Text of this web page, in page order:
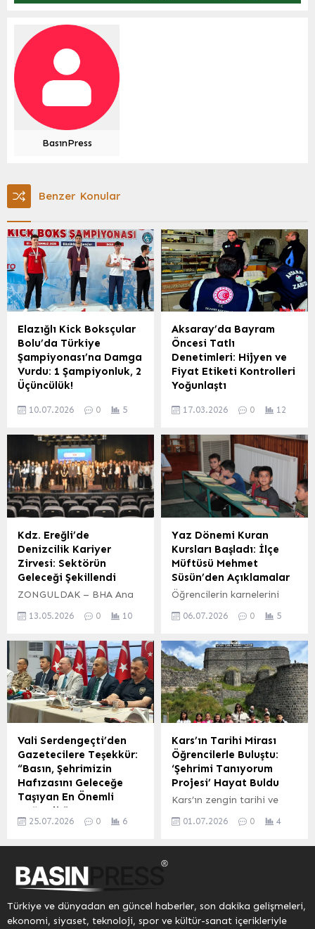
BasınPress
Benzer Konular
Elazığlı Kick Boksçular
Bolu’da Türkiye
Şampiyonası’na Damga
Vurdu: 1 Şampiyonluk, 2
Üçüncülük!
Türkiye Kick Boks
sporcular büyük bir
başarıya imza atarak
kente gurur yaşattı.
Şampiyonada mücadele
eden Elazığlı sporcular,
toplamda 1 Türkiye
şampiyonluğu ve 2 Türkiye
üçüncülüğü elde etti.
Bedirhan Kaya’dan
Türkiye Şampiyonluğu ve
Milli Takım Vizesi Kick
Light Genç Erkekler 74
kilogram kategorisinde
Kaya,...
10.07.2026 0 5
Aksaray’da Bayram
Öncesi Tatlı
Denetimleri: Hijyen ve
Fiyat Etiketi Kontrolleri
Yoğunlaştı
Ramazan Bayramı
satışı yapan işletmelere
yönelik denetimler
artırıldı. Aksaray
Belediyesi Zabıta
Müdürlüğü ve Ticaret İl
Müdürlüğü ekipleri,
vatandaşların bayram
sofralarını süsleyen tatlı
ürünlerinde ortak
denetimler gerçekleştirdi.
Denetimler kapsamında,
Ticaret İl Müdürlüğü
ekipleri özellikle ürünlerin
doğruluğunu ve raf fiyatı
ile kasa fiyatı arasındaki...
17.03.2026 0 12
Kdz. Ereğli’de
Denizcilik Kariyer
Zirvesi: Sektörün
Geleceği Şekillendi
ZONGULDAK – BHA Ana
Ticaret Odası Kdz. Ereğli
Ticaret Odası Kdz. Ereğli
Şubesi’nin ana
sponsorluğunda, Mavi Vira
Denizcilik Topluluğu
tarafından düzenlenen
Denizcilik Kariyer Zirvesi,
Kdz. Ereğli’de başarıyla
gerçekleştirildi. Denizcilik
sektörüne ilgi duyanları bir
araya getiren etkinlik,
kariyer fırsatları ve güncel
gelişmeler hakkında
önemli bilgiler...
13.05.2026 0 10
Yaz Dönemi Kuran
Kursları Başladı: İlçe
Müftüsü Mehmet
Süsün’den Açıklamalar
Öğrencilerin karnelerini
birlikte, Diyanet İşleri
düzenlenen yaz dönemi
Kur’an kursları ilçelerdeki
camilerde ve Kur’an
kurslarında başladı. İlçe
Müftüsü Mehmet Süsün,
kursların temel dini
bilgilerin yanı sıra Kur’an-ı
Kerim öğretimini
kapsayacağını belirtti. İlçe
Müftülüğü tarafından
organize edilen kurslar,
mahallelerdeki camilerde
din görevlileri nezaretinde
06.07.2026 0 5
Vali Serdengeçti’den
Gazetecilere Teşekkür:
“Basın, Şehrimizin
Hafızasını Geleceğe
Taşıyan En Önemli
Değerdir”
Vali Serdengeçti Basın
Yönelik Yatırımlar ve
Çalışmalar Masaya
Mehmet Fatih
25.07.2026 0 6
Kars’ın Tarihi Mirası
Öğrencilerle Buluştu:
‘Şehrimi Tanıyorum
Projesi’ Hayat Buldu
Kars’ın zengin tarihi ve
nesillere aktarmak
unutulmaz bir keşif
01.07.2026 0 4
Türkiye ve dünyadan en güncel haberler, son dakika gelişmeleri,
ekonomi, siyaset, teknoloji, spor ve kültür-sanat içerikleriyle